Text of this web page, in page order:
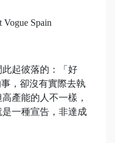
Vogue Spain
起彼落的：「好
，卻沒有實際去執
產能的人不一樣，
一種宣告，非達成